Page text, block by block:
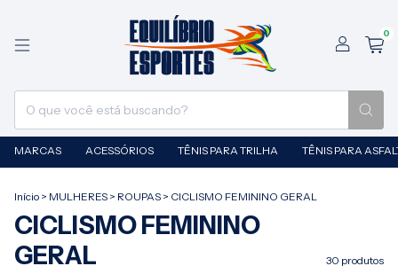
0
MARCAS ACESSÓRIOS TÊNIS PARA TRILHA TÊNIS PARA
Início > MULHERES > ROUPAS > CICLISMO FEMININO GERAL
CICLISMO FEMININO
GERAL
30 produtos